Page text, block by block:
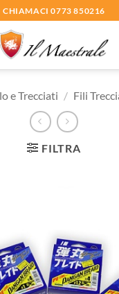
CHIAMACI 0773 850216
e Trecciati / Fili
FILTRA